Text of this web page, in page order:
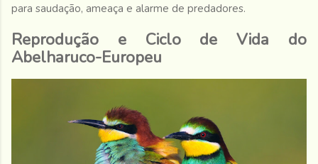
para saudação, ameaça e alarme de predadores.
Reprodução e Ciclo de Vida do
Abelharuco-Europeu